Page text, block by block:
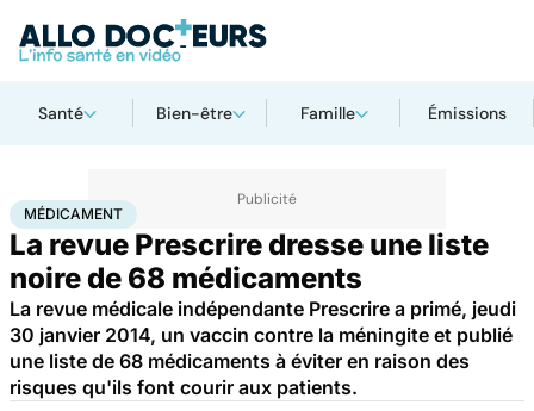
Santé Bien-être Famille Émissions
AccueilSantéMédicament
MÉDICAMENT
La revue Prescrire dresse une liste
noire de 68 médicaments
La revue médicale indépendante Prescrire a primé, jeudi
30 janvier 2014, un vaccin contre la méningite et publié
une liste de 68 médicaments à éviter en raison des
risques qu'ils font courir aux patients.